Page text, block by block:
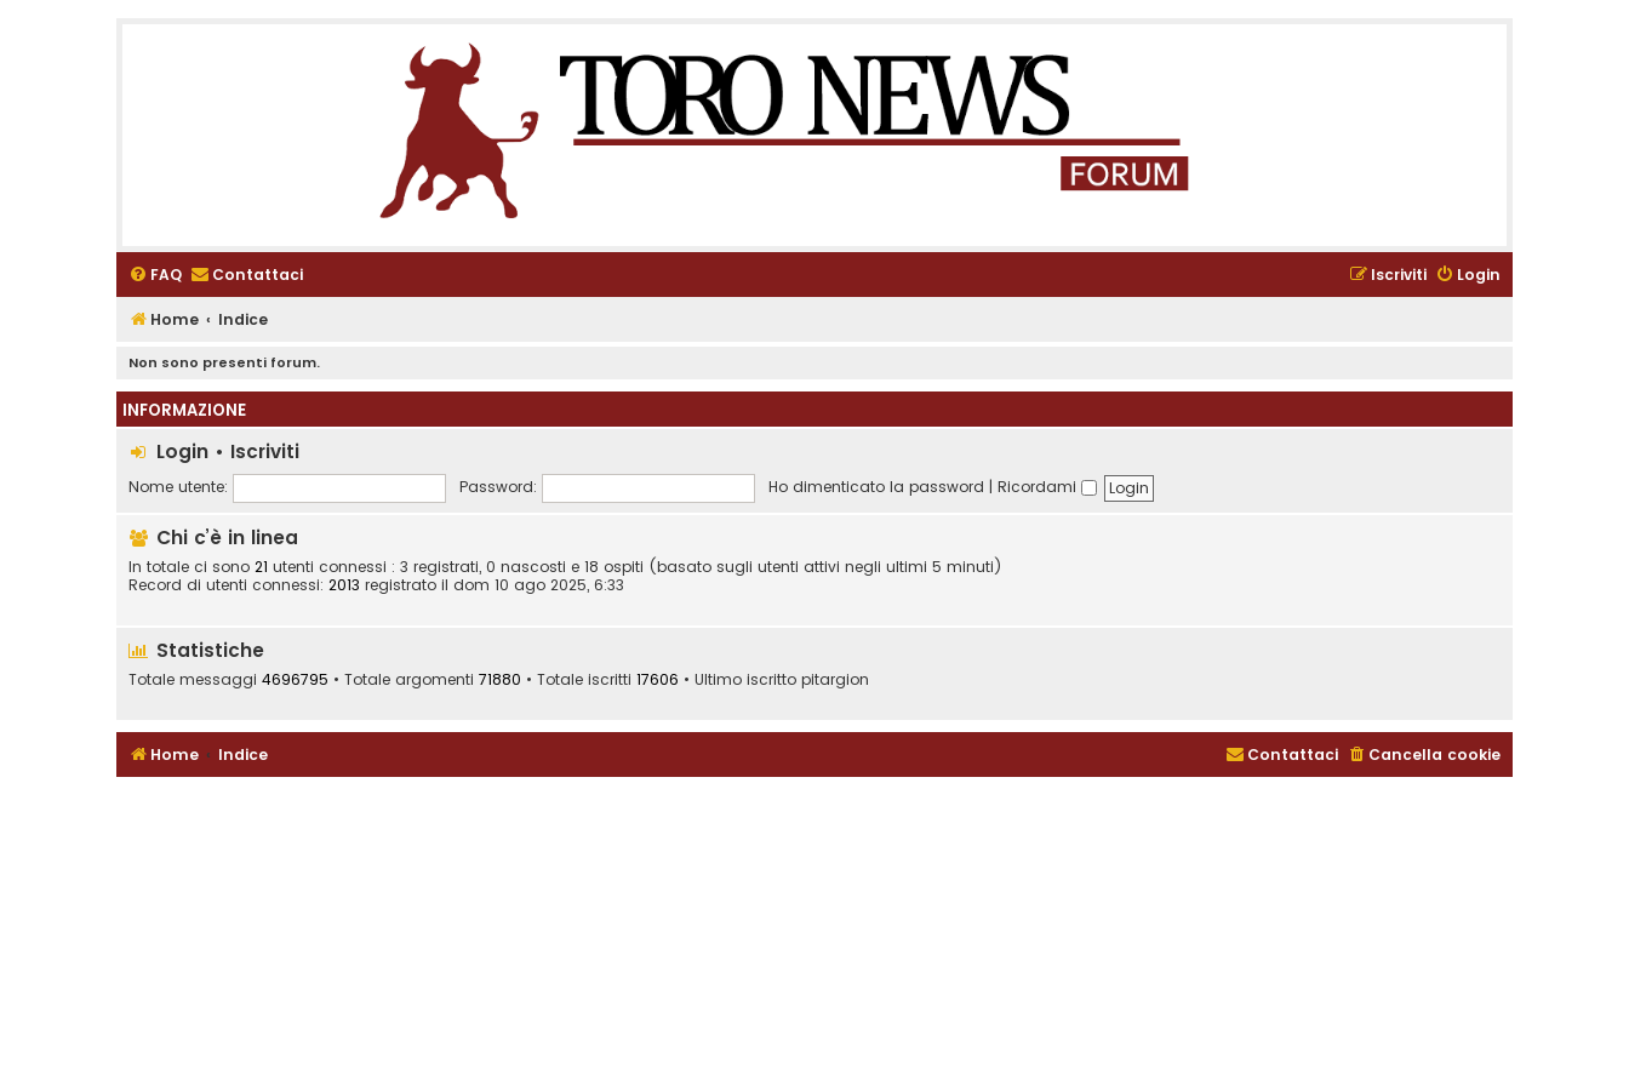
FAQ Contattaci Login
Iscriviti
Home Indice
Non sono presenti forum.
INFORMAZIONE
Login • Iscriviti
Nome utente: Password: Ho dimenticato la password | Ricordami
Chi c’è in linea
In totale ci sono 21 utenti connessi : 3 registrati, 0 nascosti e 18 ospiti (basato sugli utenti attivi negli ultimi 5 minuti)
Record di utenti connessi: 2013 registrato il dom 10 ago 2025, 6:33
Statistiche
Totale messaggi 4696795 • Totale argomenti 71880 • Totale iscritti 17606 • Ultimo iscritto pitargion
Home Indice Cancella cookie
Contattaci